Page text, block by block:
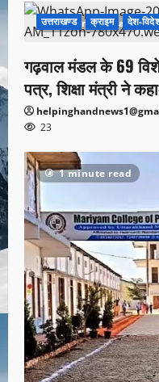
1 minute read
उत्तराखण्ड क्राइम देश-
गढ़वाल मंडल के 69
पत्र, शिक्षा मंत्री ने
23
1 minute read